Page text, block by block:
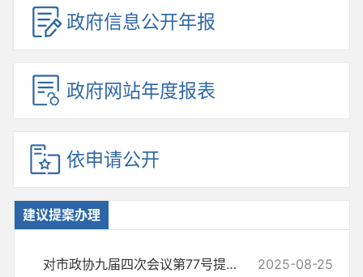
政府信息公开年报
政府网站年度报表
依申请公开
建议提案办理
对市政协九届四次会议第77号提案的答复 2025-08-25